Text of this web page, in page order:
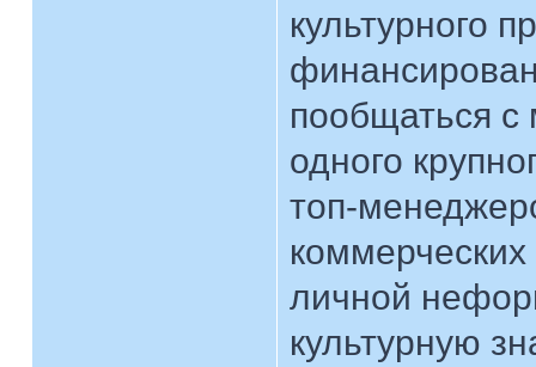
культурного
пообщаться с
одного
топ-
личной
культурную